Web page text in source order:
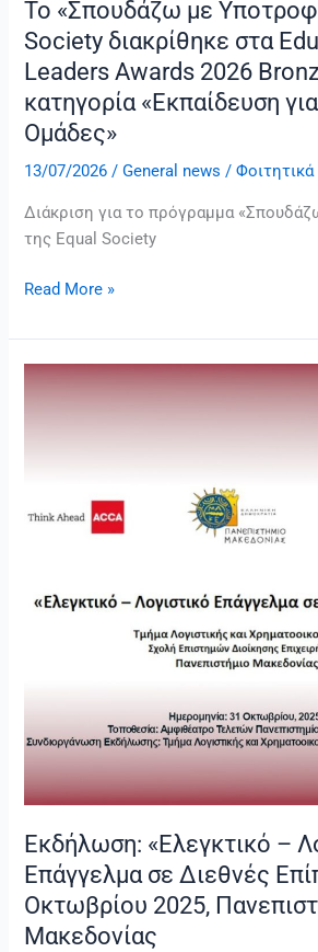
Το «Σπουδάζω με
Society διακρίθηκε στα
Leaders Awards 2026
κατηγορία «Εκπαίδευση
Ομάδες»
13/07/2026/General news /Φοιτητικά
Διάκριση για το πρόγραμμα
της Equal Society
Read More »
Εκδήλωση: «Ελεγκτικό –
Επάγγελμα σε Διεθνές
Οκτωβρίου 2025,
Μακεδονίας
Εκδήλωση:
31